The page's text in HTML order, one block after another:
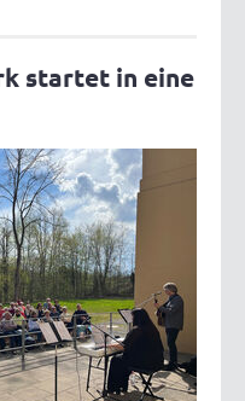
startet in eine